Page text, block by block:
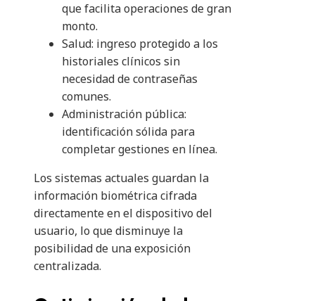
que facilita operaciones de gran
monto.
Salud: ingreso protegido a los
historiales clínicos sin
necesidad de contraseñas
comunes.
Administración pública:
identificación sólida para
completar gestiones en línea.
Los sistemas actuales guardan la
información biométrica cifrada
directamente en el dispositivo del
usuario, lo que disminuye la
posibilidad de una exposición
centralizada.